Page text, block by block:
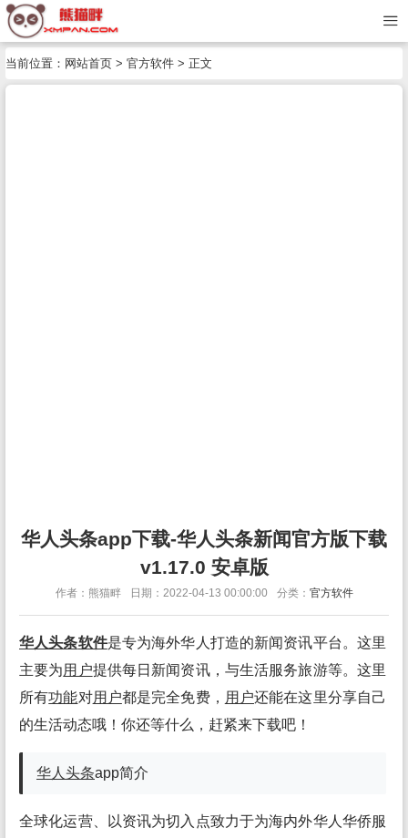
当前位置： 网站首页 > 官方软件 > 正文
华人头条app下载-华人头条新闻官方版下载
v1.17.0 安卓版
作者：熊猫畔 日期：2022-04-13 00:00:00 分类： 官方软件
华人头条软件是专为海外华人打造的新闻资讯平台。这里
主要为用户提供每日新闻资讯，与生活服务旅游等。这里
所有功能对用户都是完全免费， 用户还能在这里分享自己
的生活动态哦！你还等什么，赶紧来下载吧！
华人头条app简介
全球化运营、以资讯为切入点致力于为海内外华人华侨服